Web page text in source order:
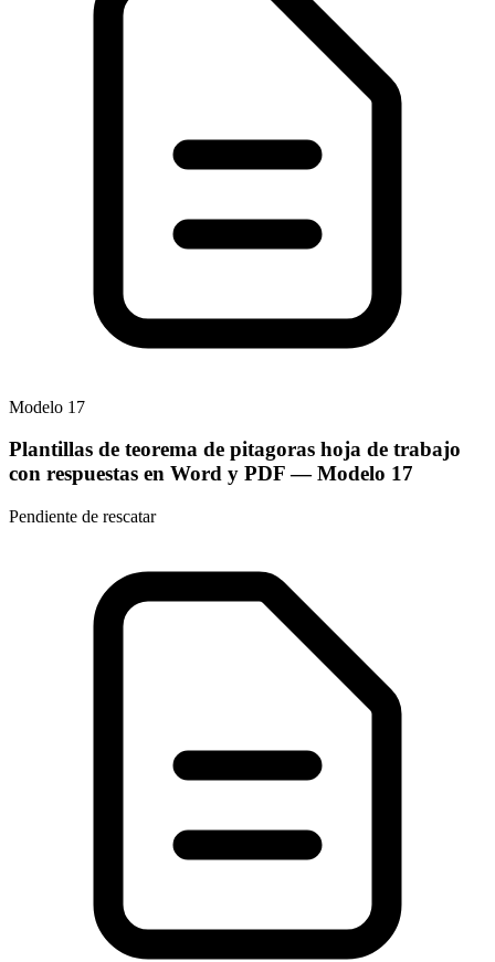
Modelo 17
Plantillas de teorema de pitagoras hoja de trabajo
con respuestas en Word y PDF— Modelo 17
Pendiente de rescatar